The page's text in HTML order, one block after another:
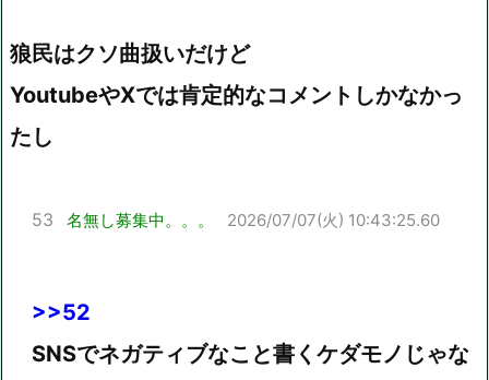
狼民はクソ曲扱いだけど
YoutubeやXでは肯定的なコメントしかなかっ
たし
53 名無し募集中。。。 2026/07/07(火) 10:43:25.60
>>52
SNSでネガティブなこと書くケダモノじゃな